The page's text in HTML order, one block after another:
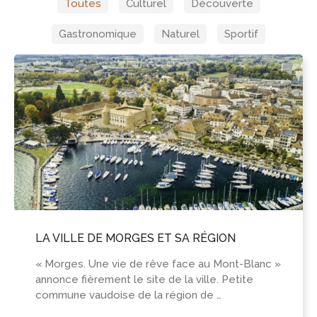
Toutes Culturel Découverte
Gastronomique Naturel Sportif
LA VILLE DE MORGES ET SA RÉGION
« Morges. Une vie de rêve face au Mont-Blanc »
annonce fièrement le site de la ville. Petite
commune vaudoise de la région de …